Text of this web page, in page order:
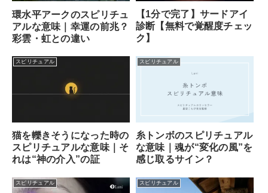
環水平アークのスピリチュ
アルな意味｜幸運の前兆？
彩雲・虹との違い
【1分で完了】サードアイ
診断【無料で覚醒度チェッ
ク】
スピリチュアル
猫を轢きそうになった時の
スピリチュアルな意味｜そ
れは“神の介入”の証
スピリチュアル
糸トンボのスピリチュアル
な意味｜魂が“変化の風”を
感じ取るサイン？
スピリチュアル スピリチュアル